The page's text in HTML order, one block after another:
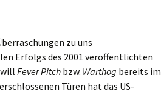
zu uns
Erfolgs des 2001 veröffentlichten
will Fever Pitch bzw. Warthog bereits im
Türen hat das US-